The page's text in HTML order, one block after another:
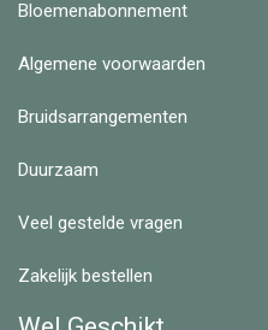
Bloemenabonnement
Algemene voorwaarden
Bruidsarrangementen
Duurzaam
Veel gestelde vragen
Zakelijk bestellen